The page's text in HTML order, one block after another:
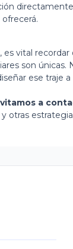
es vital recordar
son únicas.
ese traje a
a
otras